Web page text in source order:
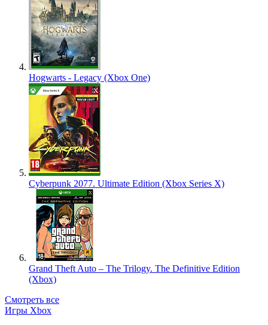
Hogwarts - Legacy (Xbox One)
Cyberpunk 2077. Ultimate Edition (Xbox Series X)
Grand Theft Auto – The Trilogy. The Definitive Edition
(Xbox)
Смотреть все
Игры Xbox